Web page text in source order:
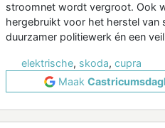
stroomnet wordt vergroot. Ook
hergebruikt voor het herstel van
duurzamer politiewerk én een
elektrische, skoda, cupra
Maak